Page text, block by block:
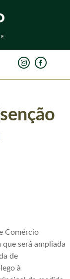
Comércio
que será ampliada
de
à